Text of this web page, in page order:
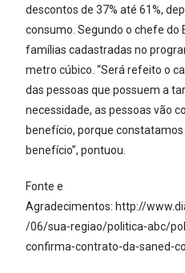
descontos de 37% até 61%,
consumo. Segundo o chefe do
famílias cadastradas no
metro cúbico. “Será refeito o
das pessoas que possuem a
necessidade, as pessoas vão
benefício, porque
benefício”, pontuou.
Fonte e
Agradecimentos: http://
/06/sua-regiao/politica-abc/
confirma-contrato-da-saned-